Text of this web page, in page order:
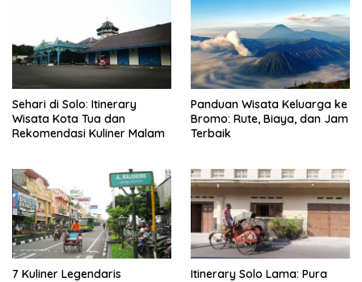
Sehari di Solo: Itinerary
Wisata Kota Tua dan
Rekomendasi Kuliner Malam
Panduan Wisata Keluarga ke
Bromo: Rute, Biaya, dan Jam
Terbaik
7 Kuliner Legendaris
Itinerary Solo Lama: Pura